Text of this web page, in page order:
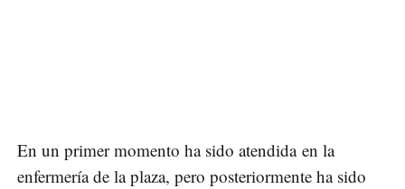
En un primer momento ha sido atendida en la
enfermería de la plaza, pero posteriormente ha sido